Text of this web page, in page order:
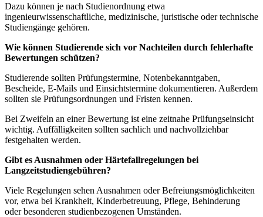
Dazu können je nach Studienordnung etwa
ingenieurwissenschaftliche, medizinische, juristische oder technische
Studiengänge gehören.
Wie können Studierende sich vor Nachteilen durch fehlerhafte
Bewertungen schützen?
Studierende sollten Prüfungstermine, Notenbekanntgaben,
Bescheide, E-Mails und Einsichtstermine dokumentieren. Außerdem
sollten sie Prüfungsordnungen und Fristen kennen.
Bei Zweifeln an einer Bewertung ist eine zeitnahe Prüfungseinsicht
wichtig. Auffälligkeiten sollten sachlich und nachvollziehbar
festgehalten werden.
Gibt es Ausnahmen oder Härtefallregelungen bei
Langzeitstudiengebühren?
Viele Regelungen sehen Ausnahmen oder Befreiungsmöglichkeiten
vor, etwa bei Krankheit, Kinderbetreuung, Pflege, Behinderung
oder besonderen studienbezogenen Umständen.